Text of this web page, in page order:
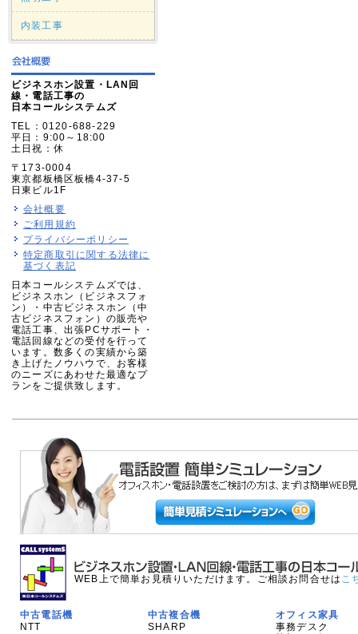
内装工事
ビジネスホン設置・LAN回
線・電話工事の
日本コールシステムズ
TEL：0120-688-229
平日：9:00～18:00
土日祝：休
〒173-0004
東京都板橋区板橋4-37-5
日東ビル1F
会社概要
ご利用規約
プライバシーポリシー
特定商取引に関する法律に
基づく表記
日本コールシステムズでは、
ビジネスホン（ビジネスフォ
ン）・中古ビジネスホン（中
古ビジネスフォン）の販売や
電話工事、出張PCサポート・
電話回線などの受付を行って
います。数多くの実績から築
き上げたノウハウで、お客様
のニーズにあわせた最適なプ
ランをご提供致します。
WEB上で簡単お見積りいただけます。ご相談お問合せは こ
中古電話機
NTT
中古複合機
SHARP
オフィス家具
事務デスク